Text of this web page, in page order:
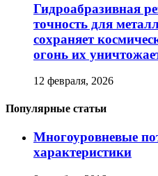
Гидроабразивная
точность для
сохраняет
огонь их
12 февраля, 2026
Популярные статьи
Многоуровневые
характеристики